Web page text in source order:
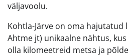
väljavoolu.
Kohtla-Järve on oma hajutatud
Ahtme jt) unikaalne nähtus,
olla kilomeetreid metsa ja